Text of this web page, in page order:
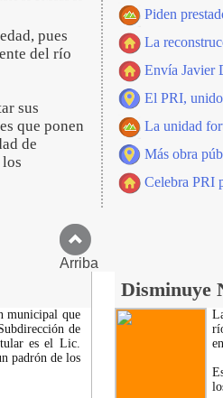
pues
del río
sus
que ponen
de
Piden
La
Envía Javier
El PRI, unido
La unidad
Más obra
Celebra PRI
Arriba
Disminuye
municipal que
de
es el Lic.
padrón de los